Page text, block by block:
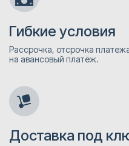
Гибкие условия
Рассрочка, отсрочка
на авансовый платёж.
Доставка под